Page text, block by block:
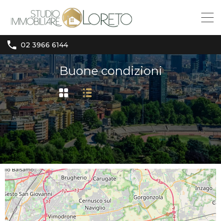
02 3966 6144
Buone condizioni